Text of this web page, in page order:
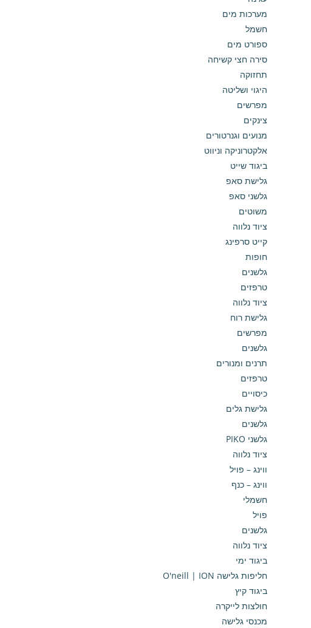
מערכות מים
חשמל
ספורט מים
סירה חצי קשיחה
תחזוקה
היגוי ושליטה
מפרשים
צינקים
מנועים וגנרטורים
אלקטרוניקה וניווט
ביגוד שייט
גלישת סאפ
גלשני סאפ
משוטים
ציוד נלווה
קייט סרפינג
חופות
גלשנים
טרפזים
ציוד נלווה
גלישת רוח
מפרשים
גלשנים
תרנים ומנורים
טרפזים
כיסויים
גלישת גלים
גלשנים
גלשני PIKO
ציוד נלווה
ווינג – פויל
ווינג – כנף
חשמלי
פויל
גלשנים
ציוד נלווה
ביגוד ימי
חליפות גלישה O'neill | ION
ביגוד קיץ
חולצות לייקרה
מכנסי גלישה